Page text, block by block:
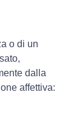
o di un
dalla
affettiva: